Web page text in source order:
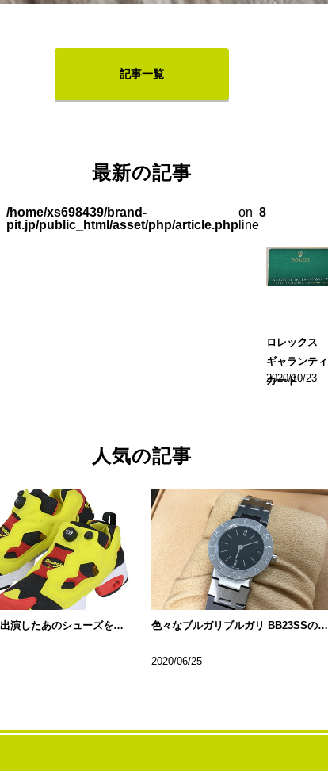
記事一覧
最新の記事
/home/xs698439/brand-
pit.jp/public_html/asset/php/article.php
on
line
8
ロレックス
ギャランティ
カード
2020/10/23
人気の記事
相席食堂に出演したあのシューズをご紹介 色々なブルガリブルガリ BB23SSの種類について…
2020/06/25